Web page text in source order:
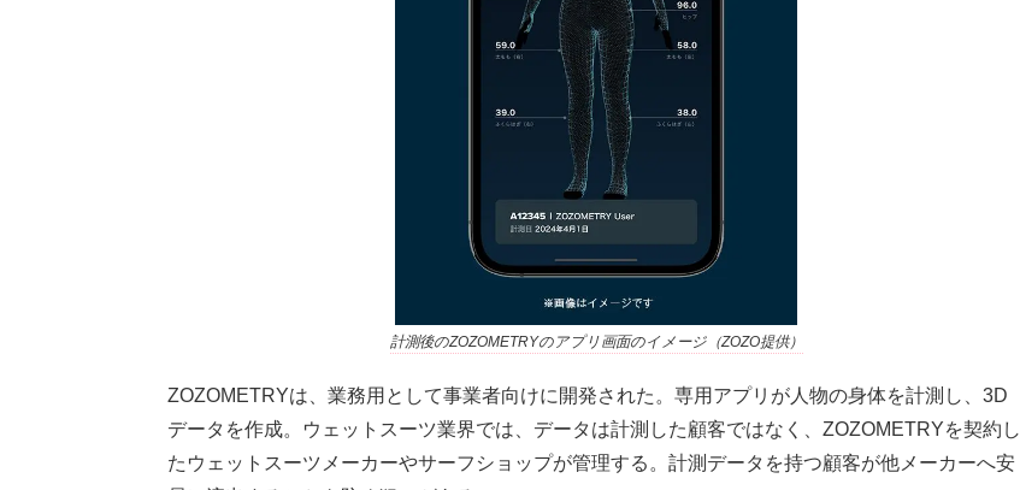
計測後のZOZOMETRYのアプリ画面のイメージ（ZOZO提供）
ZOZOMETRYは、業務用として事業者向けに開発された。専用アプリが人物の身体を計測し、3D
データを作成。ウェットスーツ業界では、データは計測した顧客ではなく、ZOZOMETRYを契約し
たウェットスーツメーカーやサーフショップが管理する。計測データを持つ顧客が他メーカーへ安